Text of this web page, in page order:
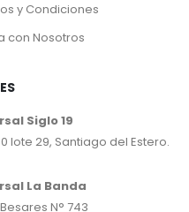
y Condiciones
con Nosotros
Siglo 19
lote 29, Santiago del Estero.
La Banda
N° 743